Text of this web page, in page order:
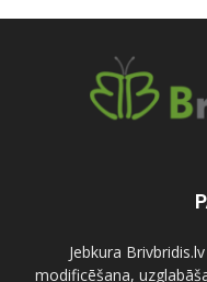
Jebkura
modificēšana,